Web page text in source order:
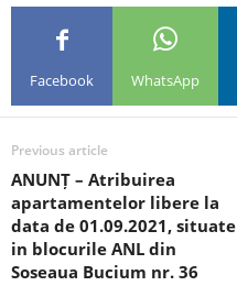
Facebook WhatsApp
Previous article
ANUNȚ – Atribuirea
apartamentelor libere la
data de 01.09.2021, situate
in blocurile ANL din
Soseaua Bucium nr. 36